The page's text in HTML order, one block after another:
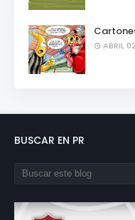
ABRIL
BUSCAR EN PR